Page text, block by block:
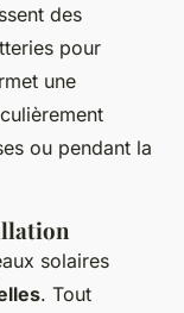
des
pour
une
ou pendant la
solaires
. Tout